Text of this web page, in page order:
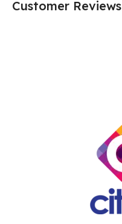
Customer Reviews